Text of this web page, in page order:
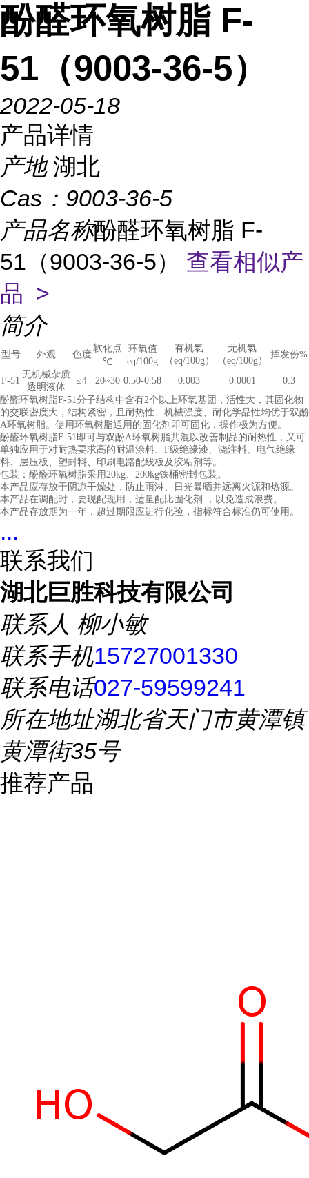
酚醛环氧树脂 F-
51（9003-36-5）
2022-05-18
产品详情
产地 湖北
Cas： 9003-36-5
产品名称酚醛环氧树脂 F-
51（9003-36-5） 查看相似产
品 >
简介
型号 外观 色度
软化点
℃
环氧值
eq/100g
有机氯
（eq/100g）
无机氯
（eq/100g）
挥发份%
F-51
无机械杂质
透明液体
≤4 20~30 0.50-0.58 0.003 0.0001
0.3
酚醛环氧树脂F-51分子结构中含有2个以上环氧基团，活性大，其固化物
的交联密度大，结构紧密，且耐热性、机械强度、耐化学品性均优于双酚
A环氧树脂。使用环氧树脂通用的 固化剂即可固化，操作极为方便。
酚醛环氧树脂F-51即可与双酚A环氧树脂共混以改善制品的耐热性，又可
单独应用于对耐热要求高的耐温涂料、F级绝缘漆、浇注料、电气绝缘
料、层压板、塑封料、印刷电路配线板及胶粘剂等。
包装：酚醛环氧树脂采用20kg、200kg铁桶密封包装。
本产品应存放于阴凉干燥处，防止雨淋、日光暴晒并远离火源和热源。
本产品在调配时，要现配现用，适量配比固化剂 ，以免造成浪费。
本产品存放期为一年，超过期限应进行化验，指标符合标准仍可使用。
...
联系我们
湖北巨胜科技有限公司
联系人 柳小敏
联系手机15727001330
联系电话027-59599241
所在地址湖北省天门市黄潭镇
黄潭街35号
推荐产品